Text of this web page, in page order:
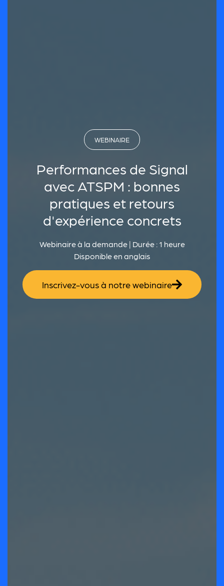
WEBINAIRE
Performances de Signal
avec ATSPM : bonnes
pratiques et retours
d'expérience concrets
Webinaire à la demande | Durée : 1 heure
Disponible en anglais
Inscrivez-vous à notre webinaire